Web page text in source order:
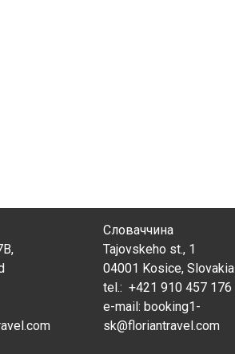
Словаччина
Tajovskeho st., 1
04001 Kosice, Slovakia
tel.: +421 910 457 176
e-mail: booking1-
sk@floriantravel.com